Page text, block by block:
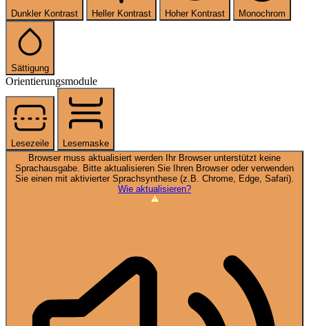
Dunkler Kontrast Heller Kontrast Hoher Kontrast Monochrom
Sättigung
Orientierungsmodule
Lesezeile
Lesemaske
Browser muss aktualisiert werden
Ihr Browser unterstützt keine
Sprachausgabe. Bitte aktualisieren Sie Ihren Browser oder verwenden
Sie einen mit aktivierter Sprachsynthese (z.B. Chrome, Edge, Safari).
Wie aktualisieren?